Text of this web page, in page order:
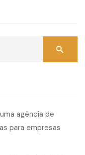
agência de
para empresas